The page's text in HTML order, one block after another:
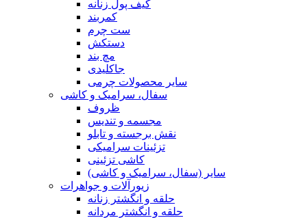
کیف پول زنانه
کمربند
ست چرم
دستکش
مچ بند
جاکلیدی
سایر محصولات چرمی
سفال، سرامیک و کاشی
ظروف
مجسمه و تندیس
نقش برجسته و تابلو
تزئینات سرامیکی
کاشی تزئینی
سایر (سفال، سرامیک و کاشی)
زیورآلات و جواهرات
حلقه و انگشتر زنانه
حلقه و انگشتر مردانه